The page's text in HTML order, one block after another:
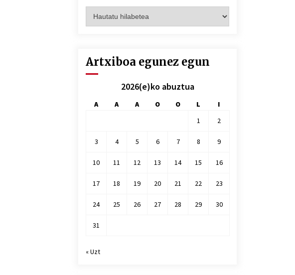
hilez
Artxiboa egunez egun
2026(e)ko abuztua
A A A O O L
I
1
2
3 4 5 6 7 8 9
10 11 12 13 14 15 16
17 18 19 20 21 22 23
24 25 26 27 28 29 30
31
« Uzt